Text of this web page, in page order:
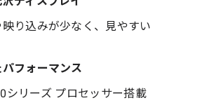
り込みが少なく、見やすい
フォーマンス
シリーズ プロセッサー搭載